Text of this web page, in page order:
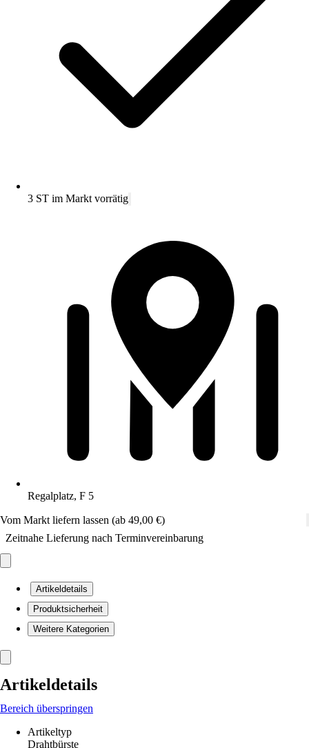
3 ST im Markt vorrätig
Regalplatz, F 5
Vom Markt liefern lassen (ab 49,00 €)
Zeitnahe Lieferung nach Terminvereinbarung
Artikeldetails
Produktsicherheit
Weitere Kategorien
Artikeldetails
Bereich überspringen
Artikeltyp
Drahtbürste